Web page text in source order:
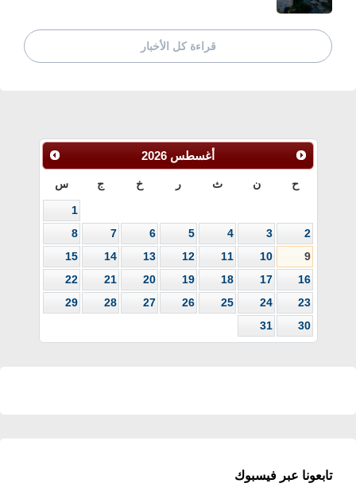
قراءة كل الأخبار
أغسطس 2026
ح ن ث ر خ ج س
1
2
3
4
5
6
7
8
9
10
11
12
13
14
15
16
17
18
19
20
21
22
23
24
25
26
27
28
29
30
31
تابعونا عبر فيسبوك